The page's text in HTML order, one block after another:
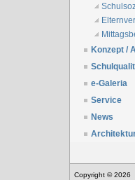
Konzept /
e-Galeria
Service
News
Copyright © 2026